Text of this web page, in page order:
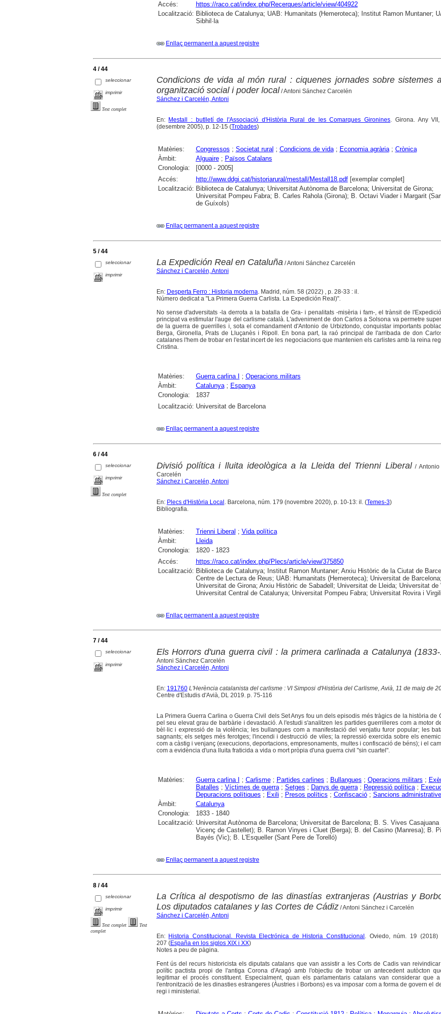
Accés:
https://raco.cat/index.php/Recerques/article/view/404922
Localització: Biblioteca de Catalunya; UAB: Humanitats (Hemeroteca); Institut Ramon Muntaner;
Sibhil·la
Enllaç permanent a aquest registre
4 / 44
seleccionar
imprimir
Text complet
Condicions de vida al món rural : ciquenes jornades sobre sistemes
organització social i poder local/ Antoni Sánchez Carcelén
Sánchez i Carcelén, Antoni
En: Mestall : butlletí de l'Associació d'Història Rural de les Comarques Gironines. Girona. Any
(desembre 2005), p. 12-15 (Trobades)
Matèries: Congressos ; Societat rural ; Condicions de vida; Economia agrària; Crònica
Àmbit:
Alguaire; Països Catalans
Cronologia:
[0000 - 2005]
Accés:
http://www.ddgi.cat/historiarural/mestall/Mestall18.pdf[exemplar complet]
Localització: Biblioteca de Catalunya; Universitat Autònoma de Barcelona; Universitat de Girona;
Universitat Pompeu Fabra; B. Carles Rahola (Girona); B. Octavi Viader i Margarit
de Guíxols)
Enllaç permanent a aquest registre
5 / 44
seleccionar
imprimir
La Expedición Real en Cataluña/ Antoni Sánchez Carcelén
Sánchez i Carcelén, Antoni
En: Desperta Ferro : Historia moderna. Madrid, núm. 58 (2022) , p. 28-33 : il.
Número dedicat a "La Primera Guerra Carlista. La Expedición Real)".
No sense d'adversitats -la derrota a la batalla de Gra- i penalitats -misèria i fam-, el trànsit de
principat va estimular l'auge del carlisme català. L'adveniment de don Carlos a Solsona va permetre
de la guerra de guerrilles i, sota el comandament d'Antonio de Urbiztondo, conquistar importants
Berga, Gironella, Prats de Lluçanès i Ripoll. En bona part, la raó principal de l'arribada de don
catalanes l'hem de trobar en l'estat incert de les negociacions que mantenien els carlistes amb la reina
Cristina.
Matèries: Guerra carlina I ; Operacions militars
Àmbit:
Catalunya; Espanya
Cronologia:
1837
Localització: Universitat de Barcelona
Enllaç permanent a aquest registre
6 / 44
seleccionar
imprimir
Text complet
Divisió política i lluita ideològica a la Lleida del Trienni Liberal/ Antonio
Carcelén
Sánchez i Carcelén, Antoni
En: Plecs d'Història Local . Barcelona, núm. 179 (novembre 2020), p. 10-13: il. (Temes-3)
Bibliografia.
Matèries: Trienni Liberal ; Vida política
Àmbit:
Lleida
Cronologia:
1820 - 1823
Accés:
https://raco.cat/index.php/Plecs/article/view/375850
Localització: Biblioteca de Catalunya; Institut Ramon Muntaner; Arxiu Històric de la Ciutat de
Centre de Lectura de Reus; UAB: Humanitats (Hemeroteca); Universitat de Barcelona;
Universitat de Girona; Arxiu Històric de Sabadell; Universitat de Lleida; Universitat de
Universitat Central de Catalunya; Universitat Pompeu Fabra; Universitat Rovira i Virgili
Enllaç permanent a aquest registre
7 / 44
seleccionar
imprimir
Els Horrors d'una guerra civil : la primera carlinada a Catalunya
Antoni Sánchez Carcelén
Sánchez i Carcelén, Antoni
En: 191760 L'Herència catalanista del carlisme : VI Simposi d'Història del Carlisme, Avià, 11 de maig de
Centre d'Estudis d'Avià, DL 2019. p. 75-116
La Primera Guerra Carlina o Guerra Civil dels Set Anys fou un dels episodis més tràgics de la història de
pel seu elevat grau de barbàrie i devastació. A l'estudi s'analitzen les partides guerrilleres com a motor
bèl·lic i expressió de la violència; les bullangues com a manifestació del venjatiu furor popular; les
sagnants; els setges més ferotges; l'incendi i destrucció de viles; la repressió exercida sobre els
com a càstig i venjanç (execucions, deportacions, empresonaments, multes i confiscació de béns); i el
com a evidència d'una lluita fraticida a vida o mort pròpia d'una guerra civil "sin cuartel".
Matèries: Guerra carlina I ; Carlisme; Partides carlines ; Bullangues ; Operacions militars ;
Batalles ; Víctimes de guerra; Setges ; Danys de guerra; Repressió política;
Depuracions polítiques ; Exili ; Presos polítics ; Confiscació; Sancions
Àmbit:
Catalunya
Cronologia:
1833 - 1840
Localització: Universitat Autònoma de Barcelona; Universitat de Barcelona; B. S. Vives Casajuana
Vicenç de Castellet); B. Ramon Vinyes i Cluet (Berga); B. del Casino (Manresa); B.
Bayés (Vic); B. L'Esqueller (Sant Pere de Torelló)
Enllaç permanent a aquest registre
8 / 44
seleccionar
imprimir
Text complet
Text
complet
La Crítica al despotismo de las dinastías extranjeras (Austrias y
Los diputados catalanes y las Cortes de Cádiz/ Antoni Sánchez i Carcelén
Sánchez i Carcelén, Antoni
En: Historia Constitucional. Revista Electrónica de Historia Constitucional . Oviedo, núm. 19
207 (España en los siglos XIX i XX)
Notes a peu de pàgina.
Fent ús del recurs historicista els diputats catalans que van assistir a les Corts de Cadis van
polític pactista propi de l'antiga Corona d'Aragó amb l'objectiu de trobar un antecedent autòcton
legitimar el procés constituent. Especialment, quan els parlamentaris catalans van considerar que
l'entronització de les dinasties estrangeres (Àustries i Borbons) es va imposar com a forma de govern el
regi i ministerial.